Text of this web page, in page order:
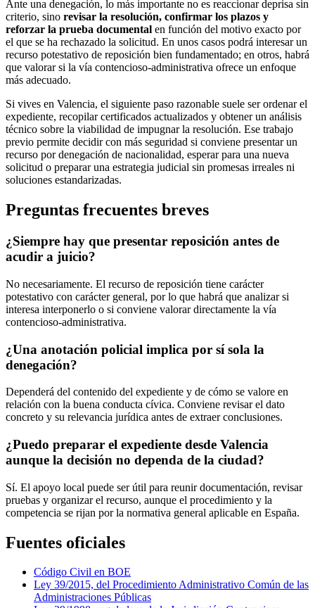
Ante una denegación, lo más importante no es reaccionar deprisa sin
criterio, sino revisar la resolución, confirmar los plazos y
reforzar la prueba documental en función del motivo exacto por
el que se ha rechazado la solicitud. En unos casos podrá interesar un
recurso potestativo de reposición bien fundamentado; en otros, habrá
que valorar si la vía contencioso-administrativa ofrece un enfoque
más adecuado.
Si vives en Valencia, el siguiente paso razonable suele ser ordenar el
expediente, recopilar certificados actualizados y obtener un análisis
técnico sobre la viabilidad de impugnar la resolución. Ese trabajo
previo permite decidir con más seguridad si conviene presentar un
recurso por denegación de nacionalidad, esperar para una nueva
solicitud o preparar una estrategia judicial sin promesas irreales ni
soluciones estandarizadas.
Preguntas frecuentes breves
¿Siempre hay que presentar reposición antes de
acudir a juicio?
No necesariamente. El recurso de reposición tiene carácter
potestativo con carácter general, por lo que habrá que analizar si
interesa interponerlo o si conviene valorar directamente la vía
contencioso-administrativa.
¿Una anotación policial implica por sí sola la
denegación?
Dependerá del contenido del expediente y de cómo se valore en
relación con la buena conducta cívica. Conviene revisar el dato
concreto y su relevancia jurídica antes de extraer conclusiones.
¿Puedo preparar el expediente desde Valencia
aunque la decisión no dependa de la ciudad?
Sí. El apoyo local puede ser útil para reunir documentación, revisar
pruebas y organizar el recurso, aunque el procedimiento y la
competencia se rijan por la normativa general aplicable en España.
Fuentes oficiales
Código Civil en BOE
Ley 39/2015, del Procedimiento Administrativo Común de las
Administraciones Públicas